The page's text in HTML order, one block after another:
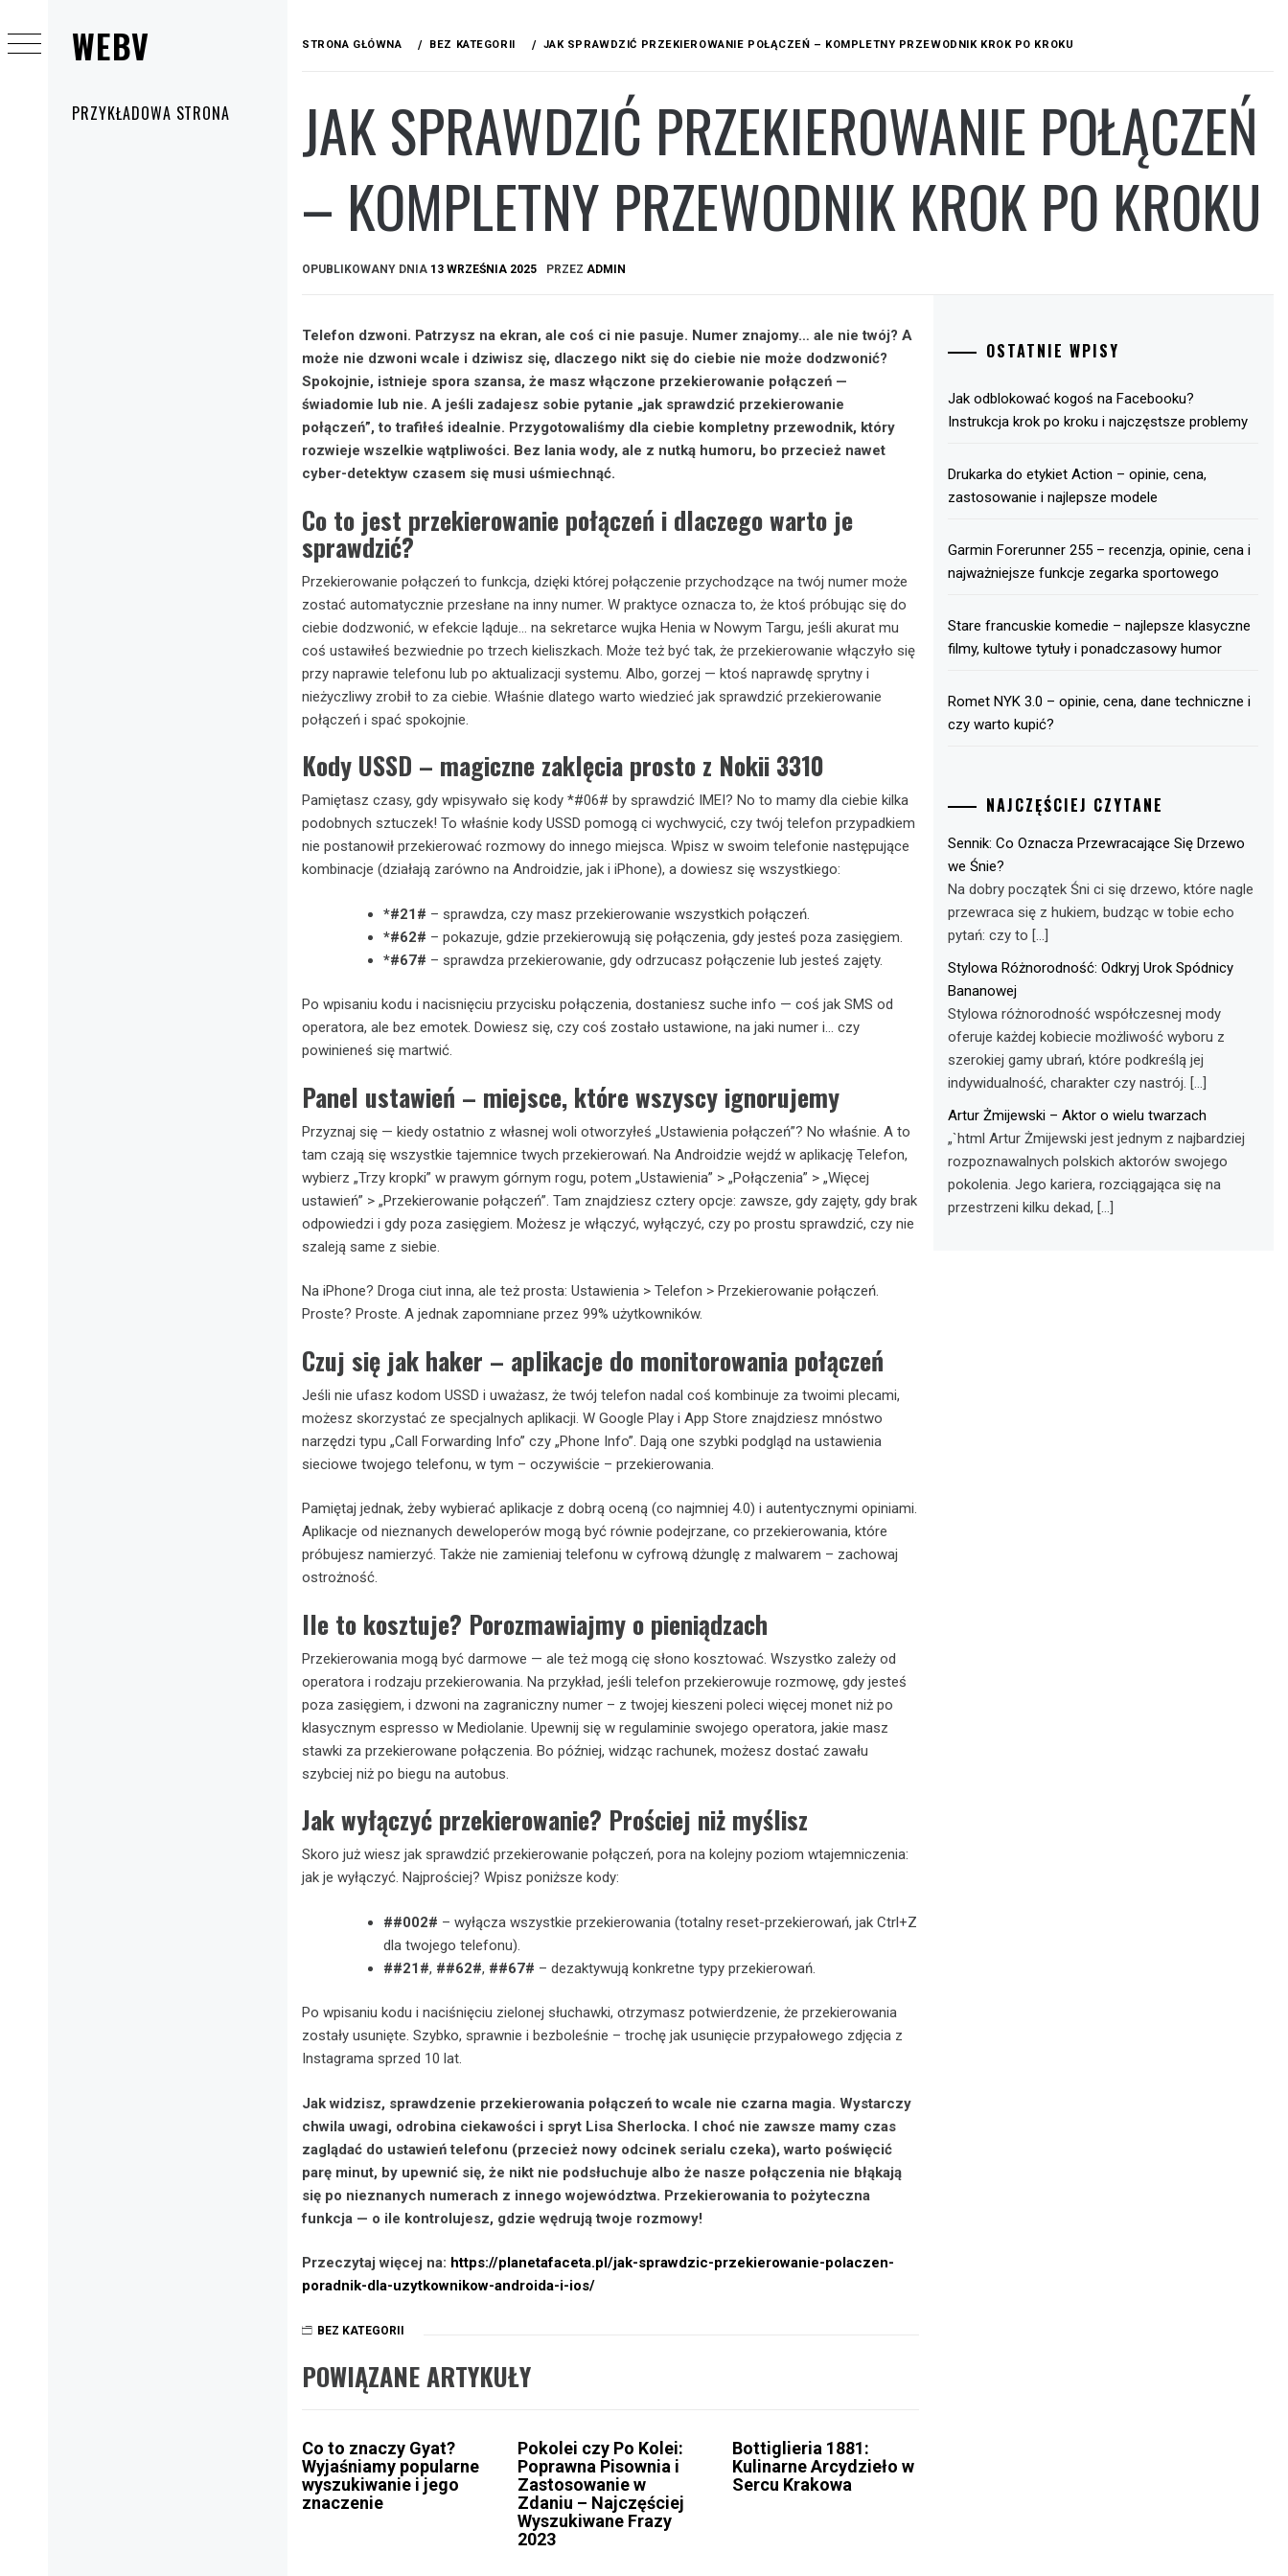
WEBV
głównePRZYKŁADOWA STRONA
do
treści
STRONA GŁÓWNA BEZ KATEGORII JAK SPRAWDZIĆ PRZEKIEROWANIE POŁĄCZEŃ – KOMPLETNY PRZEWODNIK KROK PO KROKU
JAK SPRAWDZIĆ PRZEKIEROWANIE POŁĄCZEŃ
– KOMPLETNY PRZEWODNIK KROK PO KROKU
OPUBLIKOWANY DNIA 13 WRZEŚNIA 2025 PRZEZ ADMIN
Telefon dzwoni. Patrzysz na ekran, ale coś ci nie pasuje. Numer znajomy… ale nie twój? A
może nie dzwoni wcale i dziwisz się, dlaczego nikt się do ciebie nie może dodzwonić?
Spokojnie, istnieje spora szansa, że masz włączone przekierowanie połączeń —
świadomie lub nie. A jeśli zadajesz sobie pytanie „jak sprawdzić przekierowanie
połączeń”, to trafiłeś idealnie. Przygotowaliśmy dla ciebie kompletny przewodnik, który
rozwieje wszelkie wątpliwości. Bez lania wody, ale z nutką humoru, bo przecież nawet
cyber-detektyw czasem się musi uśmiechnąć.
Co to jest przekierowanie połączeń i dlaczego warto je
sprawdzić?
Przekierowanie połączeń to funkcja, dzięki której połączenie przychodzące na twój numer może
zostać automatycznie przesłane na inny numer. W praktyce oznacza to, że ktoś próbując się do
ciebie dodzwonić, w efekcie ląduje… na sekretarce wujka Henia w Nowym Targu, jeśli akurat mu
coś ustawiłeś bezwiednie po trzech kieliszkach. Może też być tak, że przekierowanie włączyło się
przy naprawie telefonu lub po aktualizacji systemu. Albo, gorzej — ktoś naprawdę sprytny i
nieżyczliwy zrobił to za ciebie. Właśnie dlatego warto wiedzieć jak sprawdzić przekierowanie
połączeń i spać spokojnie.
Kody USSD – magiczne zaklęcia prosto z Nokii 3310
Pamiętasz czasy, gdy wpisywało się kody *#06# by sprawdzić IMEI? No to mamy dla ciebie kilka
podobnych sztuczek! To właśnie kody USSD pomogą ci wychwycić, czy twój telefon przypadkiem
nie postanowił przekierować rozmowy do innego miejsca. Wpisz w swoim telefonie następujące
kombinacje (działają zarówno na Androidzie, jak i iPhone), a dowiesz się wszystkiego:
*#21# – sprawdza, czy masz przekierowanie wszystkich połączeń.
*#62# – pokazuje, gdzie przekierowują się połączenia, gdy jesteś poza zasięgiem.
*#67# – sprawdza przekierowanie, gdy odrzucasz połączenie lub jesteś zajęty.
Po wpisaniu kodu i nacisnięciu przycisku połączenia, dostaniesz suche info — coś jak SMS od
operatora, ale bez emotek. Dowiesz się, czy coś zostało ustawione, na jaki numer i… czy
powinieneś się martwić.
Panel ustawień – miejsce, które wszyscy ignorujemy
Przyznaj się — kiedy ostatnio z własnej woli otworzyłeś „Ustawienia połączeń”? No właśnie. A to
tam czają się wszystkie tajemnice twych przekierowań. Na Androidzie wejdź w aplikację Telefon,
wybierz „Trzy kropki” w prawym górnym rogu, potem „Ustawienia” > „Połączenia” > „Więcej
ustawień” > „Przekierowanie połączeń”. Tam znajdziesz cztery opcje: zawsze, gdy zajęty, gdy brak
odpowiedzi i gdy poza zasięgiem. Możesz je włączyć, wyłączyć, czy po prostu sprawdzić, czy nie
szaleją same z siebie.
Na iPhone? Droga ciut inna, ale też prosta: Ustawienia > Telefon > Przekierowanie połączeń.
Proste? Proste. A jednak zapomniane przez 99% użytkowników.
Czuj się jak haker – aplikacje do monitorowania połączeń
Jeśli nie ufasz kodom USSD i uważasz, że twój telefon nadal coś kombinuje za twoimi plecami,
możesz skorzystać ze specjalnych aplikacji. W Google Play i App Store znajdziesz mnóstwo
narzędzi typu „Call Forwarding Info” czy „Phone Info”. Dają one szybki podgląd na ustawienia
sieciowe twojego telefonu, w tym – oczywiście – przekierowania.
Pamiętaj jednak, żeby wybierać aplikacje z dobrą oceną (co najmniej 4.0) i autentycznymi opiniami.
Aplikacje od nieznanych deweloperów mogą być równie podejrzane, co przekierowania, które
próbujesz namierzyć. Także nie zamieniaj telefonu w cyfrową dżunglę z malwarem – zachowaj
ostrożność.
Ile to kosztuje? Porozmawiajmy o pieniądzach
Przekierowania mogą być darmowe — ale też mogą cię słono kosztować. Wszystko zależy od
operatora i rodzaju przekierowania. Na przykład, jeśli telefon przekierowuje rozmowę, gdy jesteś
poza zasięgiem, i dzwoni na zagraniczny numer – z twojej kieszeni poleci więcej monet niż po
klasycznym espresso w Mediolanie. Upewnij się w regulaminie swojego operatora, jakie masz
stawki za przekierowane połączenia. Bo później, widząc rachunek, możesz dostać zawału
szybciej niż po biegu na autobus.
Jak wyłączyć przekierowanie? Prościej niż myślisz
Skoro już wiesz jak sprawdzić przekierowanie połączeń, pora na kolejny poziom wtajemniczenia:
jak je wyłączyć. Najprościej? Wpisz poniższe kody:
##002# – wyłącza wszystkie przekierowania (totalny reset-przekierowań, jak Ctrl+Z
dla twojego telefonu).
##21#, ##62#, ##67# – dezaktywują konkretne typy przekierowań.
Po wpisaniu kodu i naciśnięciu zielonej słuchawki, otrzymasz potwierdzenie, że przekierowania
zostały usunięte. Szybko, sprawnie i bezboleśnie – trochę jak usunięcie przypałowego zdjęcia z
Instagrama sprzed 10 lat.
Jak widzisz, sprawdzenie przekierowania połączeń to wcale nie czarna magia. Wystarczy
chwila uwagi, odrobina ciekawości i spryt Lisa Sherlocka. I choć nie zawsze mamy czas
zaglądać do ustawień telefonu (przecież nowy odcinek serialu czeka), warto poświęcić
parę minut, by upewnić się, że nikt nie podsłuchuje albo że nasze połączenia nie błąkają
się po nieznanych numerach z innego województwa. Przekierowania to pożyteczna
funkcja — o ile kontrolujesz, gdzie wędrują twoje rozmowy!
Przeczytaj więcej na: https://planetafaceta.pl/jak-sprawdzic-przekierowanie-polaczen-
poradnik-dla-uzytkownikow-androida-i-ios/
BEZ KATEGORII
POWIĄZANE ARTYKUŁY
Co to znaczy Gyat?
Wyjaśniamy popularne
wyszukiwanie i jego
znaczenie
Pokolei czy Po Kolei:
Poprawna Pisownia i
Zastosowanie w
Zdaniu – Najczęściej
Wyszukiwane Frazy
2023
Bottiglieria 1881:
Kulinarne Arcydzieło w
Sercu Krakowa
OSTATNIE WPISY
Jak odblokować kogoś na Facebooku?
Instrukcja krok po kroku i najczęstsze problemy
Drukarka do etykiet Action – opinie, cena,
zastosowanie i najlepsze modele
Garmin Forerunner 255 – recenzja, opinie, cena i
najważniejsze funkcje zegarka sportowego
Stare francuskie komedie – najlepsze klasyczne
filmy, kultowe tytuły i ponadczasowy humor
Romet NYK 3.0 – opinie, cena, dane techniczne i
czy warto kupić?
NAJCZĘŚCIEJ CZYTANE
Sennik: Co Oznacza Przewracające Się Drzewo
we Śnie?
Na dobry początek Śni ci się drzewo, które nagle
przewraca się z hukiem, budząc w tobie echo
pytań: czy to […]
Stylowa Różnorodność: Odkryj Urok Spódnicy
Bananowej
Stylowa różnorodność współczesnej mody
oferuje każdej kobiecie możliwość wyboru z
szerokiej gamy ubrań, które podkreślą jej
indywidualność, charakter czy nastrój. […]
Artur Żmijewski – Aktor o wielu twarzach
„`html Artur Żmijewski jest jednym z najbardziej
rozpoznawalnych polskich aktorów swojego
pokolenia. Jego kariera, rozciągająca się na
przestrzeni kilku dekad, […]